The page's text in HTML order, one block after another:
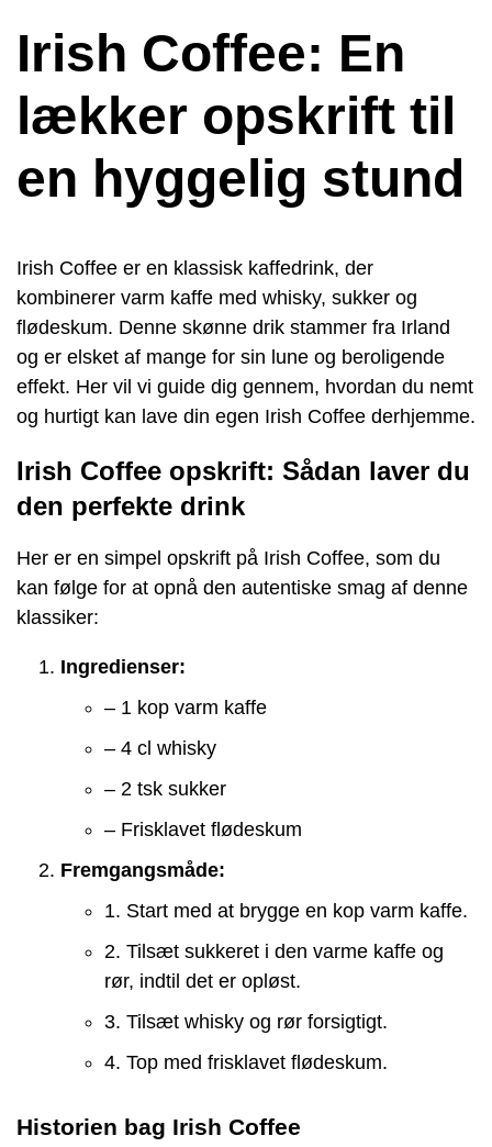
Irish Coffee: En
lækker opskrift til
en hyggelig stund
Irish Coffee er en klassisk kaffedrink, der
kombinerer varm kaffe med whisky, sukker og
flødeskum. Denne skønne drik stammer fra Irland
og er elsket af mange for sin lune og beroligende
effekt. Her vil vi guide dig gennem, hvordan du nemt
og hurtigt kan lave din egen Irish Coffee derhjemme.
Irish Coffee opskrift: Sådan laver du
den perfekte drink
Her er en simpel opskrift på Irish Coffee, som du
kan følge for at opnå den autentiske smag af denne
klassiker:
Ingredienser:
– 1 kop varm kaffe
– 4 cl whisky
– 2 tsk sukker
– Frisklavet flødeskum
Fremgangsmåde:
1. Start med at brygge en kop varm kaffe.
2. Tilsæt sukkeret i den varme kaffe og
rør, indtil det er opløst.
3. Tilsæt whisky og rør forsigtigt.
4. Top med frisklavet flødeskum.
Historien bag Irish Coffee